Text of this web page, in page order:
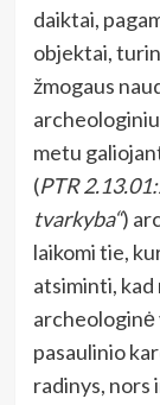
daiktai,
objektai,
žmogaus
metu
(PTR
tvarkyba“)
laikomi tie,
atsiminti, kad
archeologinė
pasaulinio
radinys, nors